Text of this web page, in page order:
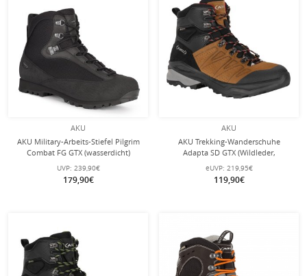
AKU
AKU Military-Arbeits-Stiefel Pilgrim
Combat FG GTX (wasserdicht)
schwarz Herren
UVP: 239,90€
179,90€
AKU
AKU Trekking-Wanderschuhe
Adapta SD GTX (Wildleder,
wasserdicht) braun/grau Herren
eUVP: 219,95€
119,90€